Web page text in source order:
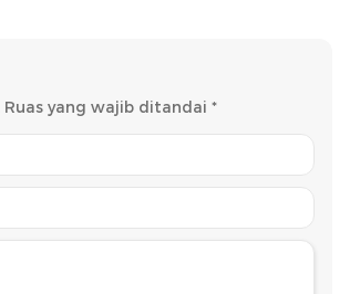
Ruas yang wajib ditandai *